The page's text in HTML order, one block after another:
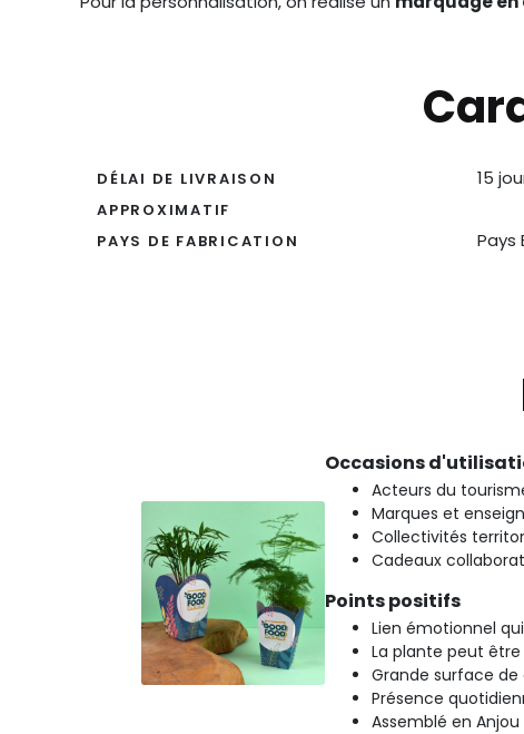
DÉLAI DE LIVRAISON
APPROXIMATIF
15
PAYS DE FABRICATION Pays
Occasions
Acteurs du
Marques et
Collectivités
Cadeaux
Points positifs
Lien émotionnel
La plante peut
Grande surface
Présence
Assemblé en Anjou